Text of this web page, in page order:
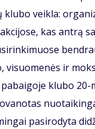
klu­bo veik­la:
kas an­trą
vi­suo­me­nės ir
klu­bo 20-
pa­si­ro­dy­ta